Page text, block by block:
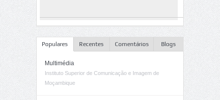
Populares Recentes Comentários Blogs
Multimédia
Instituto Superior de Comunicação e Imagem de
Moçambique